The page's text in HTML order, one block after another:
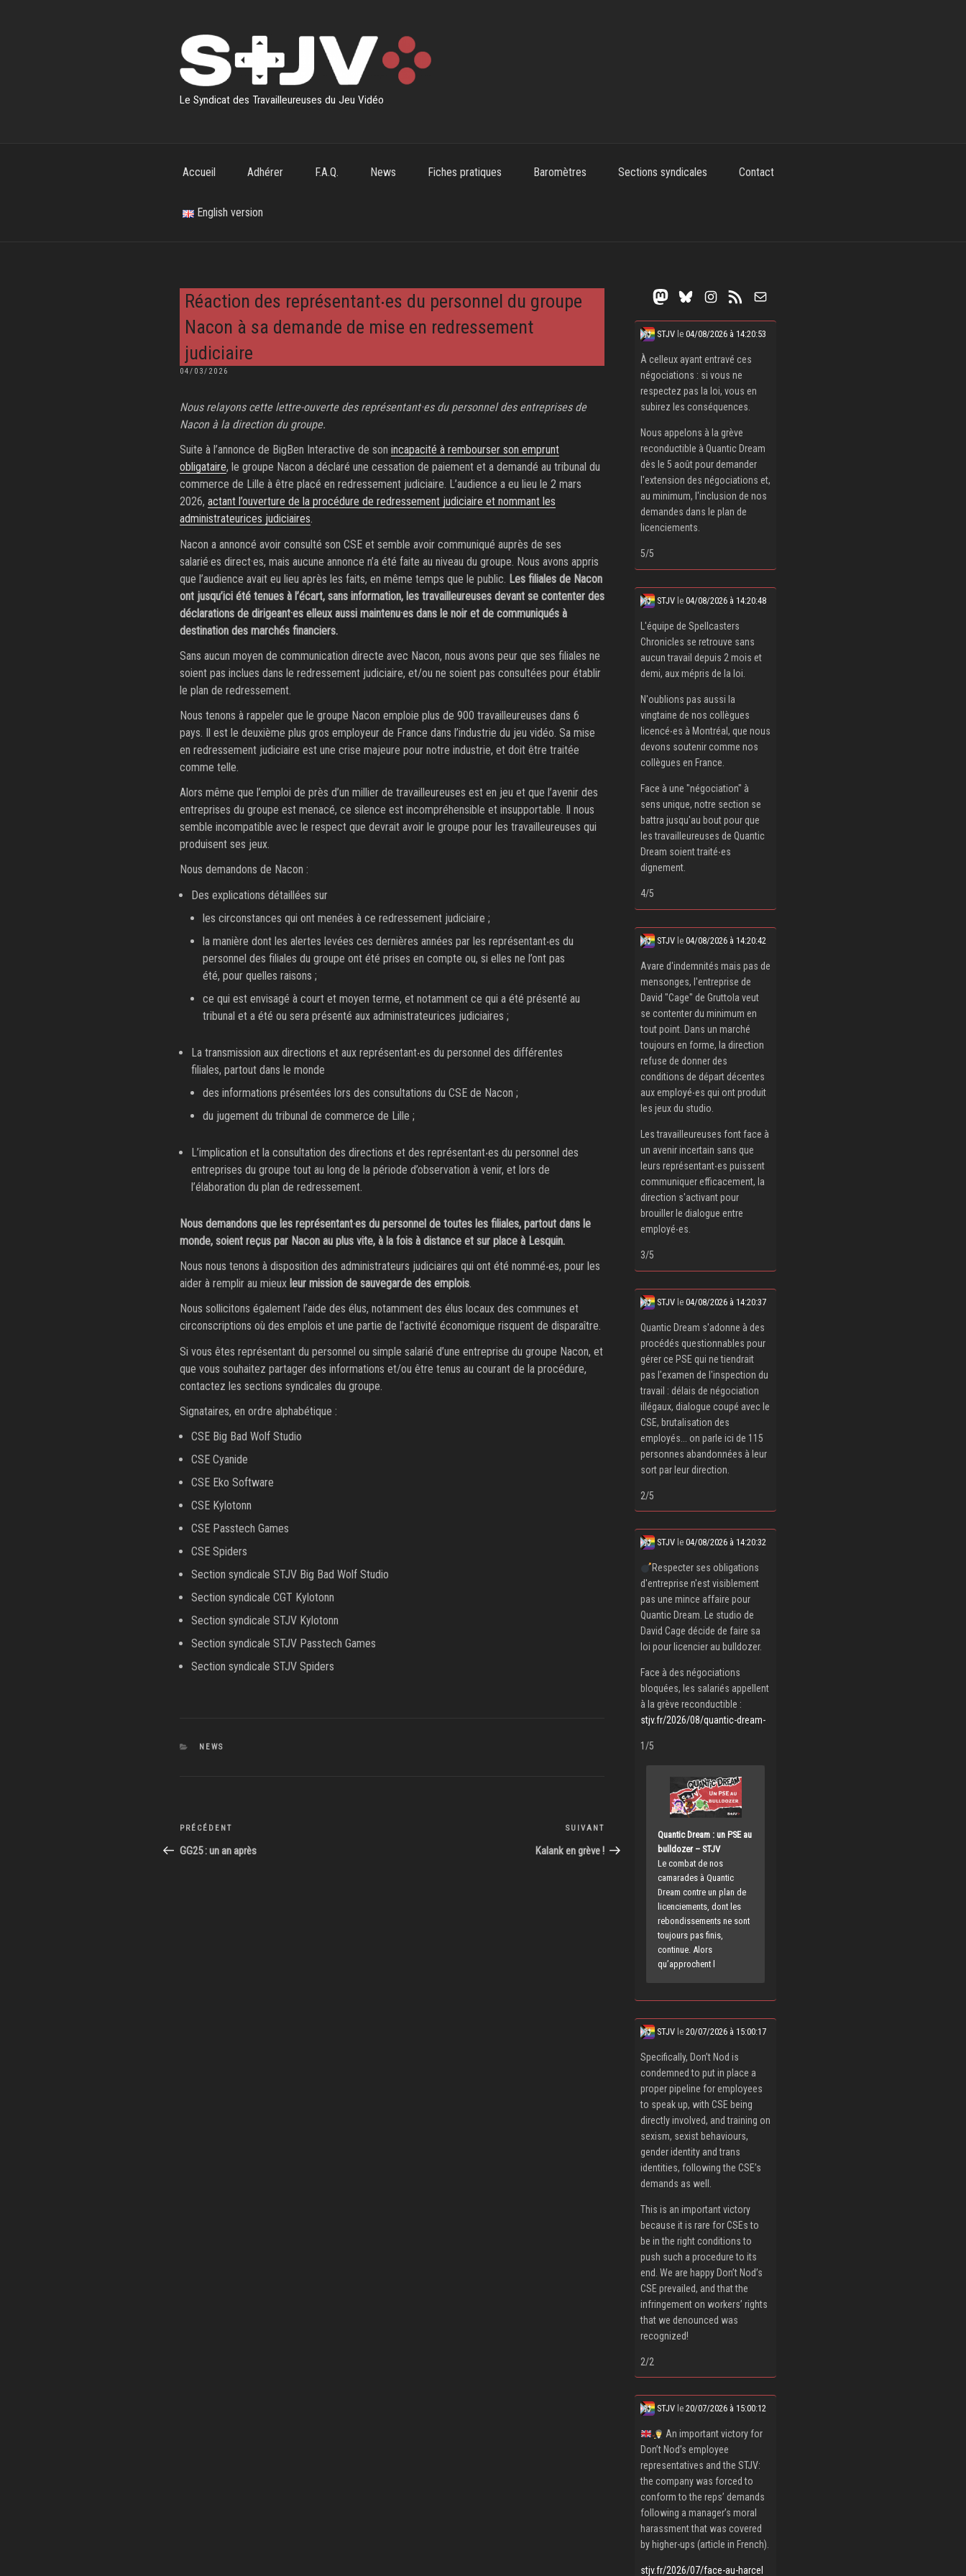
Le Syndicat des Travailleureuses du Jeu Vidéo
Accueil Adhérer F.A.Q. News Fiches pratiques Baromètres Sections syndicales Contact
English version
Réaction des représentant‧es du personnel du groupe
Nacon à sa demande de mise en redressement
judiciaire
PUBLIÉ
04/03/2026
Nous relayons cette lettre-ouverte des représentant·es du personnel des entreprises de
Nacon à la direction du groupe.
Suite à l’annonce de BigBen Interactive de son incapacité à rembourser son emprunt
obligataire, le groupe Nacon a déclaré une cessation de paiement et a demandé au tribunal du
commerce de Lille à être placé en redressement judiciaire. L’audience a eu lieu le 2 mars
2026, actant l’ouverture de la procédure de redressement judiciaire et nommant les
administrateurices judiciaires.
Nacon a annoncé avoir consulté son CSE et semble avoir communiqué auprès de ses
salarié·es direct·es, mais aucune annonce n’a été faite au niveau du groupe. Nous avons appris
que l’audience avait eu lieu après les faits, en même temps que le public. Les filiales de Nacon
ont jusqu’ici été tenues à l’écart, sans information, les travailleureuses devant se contenter des
déclarations de dirigeant·es elleux aussi maintenu·es dans le noir et de communiqués à
destination des marchés financiers.
Sans aucun moyen de communication directe avec Nacon, nous avons peur que ses filiales ne
soient pas inclues dans le redressement judiciaire, et/ou ne soient pas consultées pour établir
le plan de redressement.
Nous tenons à rappeler que le groupe Nacon emploie plus de 900 travailleureuses dans 6
pays. Il est le deuxième plus gros employeur de France dans l’industrie du jeu vidéo. Sa mise
en redressement judiciaire est une crise majeure pour notre industrie, et doit être traitée
comme telle.
Alors même que l’emploi de près d’un millier de travailleureuses est en jeu et que l’avenir des
entreprises du groupe est menacé, ce silence est incompréhensible et insupportable. Il nous
semble incompatible avec le respect que devrait avoir le groupe pour les travailleureuses qui
produisent ses jeux.
Nous demandons de Nacon :
Des explications détaillées sur
les circonstances qui ont menées à ce redressement judiciaire ;
la manière dont les alertes levées ces dernières années par les représentant‧es du
personnel des filiales du groupe ont été prises en compte ou, si elles ne l’ont pas
été, pour quelles raisons ;
ce qui est envisagé à court et moyen terme, et notamment ce qui a été présenté au
tribunal et a été ou sera présenté aux administrateurices judiciaires ;
La transmission aux directions et aux représentant‧es du personnel des différentes
filiales, partout dans le monde
des informations présentées lors des consultations du CSE de Nacon ;
du jugement du tribunal de commerce de Lille ;
L’implication et la consultation des directions et des représentant‧es du personnel des
entreprises du groupe tout au long de la période d’observation à venir, et lors de
l’élaboration du plan de redressement.
Nous demandons que les représentant‧es du personnel de toutes les filiales, partout dans le
monde, soient reçus par Nacon au plus vite, à la fois à distance et sur place à Lesquin.
Nous nous tenons à disposition des administrateurs judiciaires qui ont été nommé‧es, pour les
aider à remplir au mieux leur mission de sauvegarde des emplois.
Nous sollicitons également l’aide des élus, notamment des élus locaux des communes et
circonscriptions où des emplois et une partie de l’activité économique risquent de disparaître.
Si vous êtes représentant du personnel ou simple salarié d’une entreprise du groupe Nacon, et
que vous souhaitez partager des informations et/ou être tenus au courant de la procédure,
contactez les sections syndicales du groupe.
Signataires, en ordre alphabétique :
CSE Big Bad Wolf Studio
CSE Cyanide
CSE Eko Software
CSE Kylotonn
CSE Passtech Games
CSE Spiders
Section syndicale STJV Big Bad Wolf Studio
Section syndicale CGT Kylotonn
Section syndicale STJV Kylotonn
Section syndicale STJV Passtech Games
Section syndicale STJV Spiders
CATÉGORIES
NEWS
Navigation
de
Article
précédent
PRÉCÉDENT
GG25 : un an après
suivant
SUIVANT
Kalank en grève !
Mastodon Bluesky Instagram Flux RSS E-mail
STJV le04/08/2026 à 14:20:53
À celleux ayant entravé ces
négociations : si vous ne
respectez pas la loi, vous en
subirez les conséquences.
Nous appelons à la grève
reconductible à Quantic Dream
dès le 5 août pour demander
l'extension des négociations et,
au minimum, l'inclusion de nos
demandes dans le plan de
licenciements.
5/5
STJV le04/08/2026 à 14:20:48
L'équipe de Spellcasters
Chronicles se retrouve sans
aucun travail depuis 2 mois et
demi, aux mépris de la loi.
N'oublions pas aussi la
vingtaine de nos collègues
licencé‧es à Montréal, que nous
devons soutenir comme nos
collègues en France.
Face à une "négociation" à
sens unique, notre section se
battra jusqu'au bout pour que
les travailleureuses de Quantic
Dream soient traité‧es
dignement.
4/5
STJV le04/08/2026 à 14:20:42
Avare d'indemnités mais pas de
mensonges, l'entreprise de
David "Cage" de Gruttola veut
se contenter du minimum en
tout point. Dans un marché
toujours en forme, la direction
refuse de donner des
conditions de départ décentes
aux employé‧es qui ont produit
les jeux du studio.
Les travailleureuses font face à
un avenir incertain sans que
leurs représentant‧es puissent
communiquer efficacement, la
direction s'activant pour
brouiller le dialogue entre
employé‧es.
3/5
STJV le04/08/2026 à 14:20:37
Quantic Dream s'adonne à des
procédés questionnables pour
gérer ce PSE qui ne tiendrait
pas l'examen de l'inspection du
travail : délais de négociation
illégaux, dialogue coupé avec le
CSE, brutalisation des
employés... on parle ici de 115
personnes abandonnées à leur
sort par leur direction.
2/5
STJV le04/08/2026 à 14:20:32
Respecter ses obligations
d'entreprise n'est visiblement
pas une mince affaire pour
Quantic Dream. Le studio de
David Cage décide de faire sa
loi pour licencier au bulldozer.
Face à des négociations
bloquées, les salariés appellent
à la grève reconductible :
stjv.fr/2026/08/quantic-dream-
1/5
Quantic Dream : un PSE au
bulldozer – STJV
Le combat de nos
camarades à Quantic
Dream contre un plan de
licenciements, dont les
rebondissements ne sont
toujours pas finis,
continue. Alors
qu’approchent l
STJV le20/07/2026 à 15:00:17
Specifically, Don’t Nod is
condemned to put in place a
proper pipeline for employees
to speak up, with CSE being
directly involved, and training on
sexism, sexist behaviours,
gender identity and trans
identities, following the CSE’s
demands as well.
This is an important victory
because it is rare for CSEs to
be in the right conditions to
push such a procedure to its
end. We are happy Don’t Nod’s
CSE prevailed, and that the
infringement on workers’ rights
that we denounced was
recognized!
2/2
STJV le20/07/2026 à 15:00:12
An important victory for
Don’t Nod’s employee
representatives and the STJV:
the company was forced to
conform to the reps’ demands
following a manager’s moral
harassment that was covered
by higher-ups (article in French).
stjv.fr/2026/07/face-au-harcel